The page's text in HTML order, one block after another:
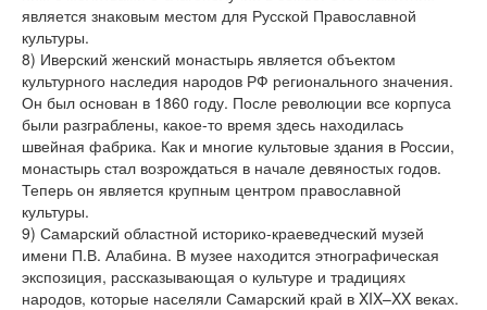
является знаковым местом для Русской Православной
культуры.
8) Иверский женский монастырь является объектом
культурного наследия народов РФ регионального значения.
Он был основан в 1860 году. После революции все корпуса
были разграблены, какое-то время здесь находилась
швейная фабрика. Как и многие культовые здания в России,
монастырь стал возрождаться в начале девяностых годов.
Теперь он является крупным центром православной
культуры.
9) Самарский областной историко-краеведческий музей
имени П.В. Алабина. В музее находится этнографическая
экспозиция, рассказывающая о культуре и традициях
народов, которые населяли Самарский край в XIX–XX веках.